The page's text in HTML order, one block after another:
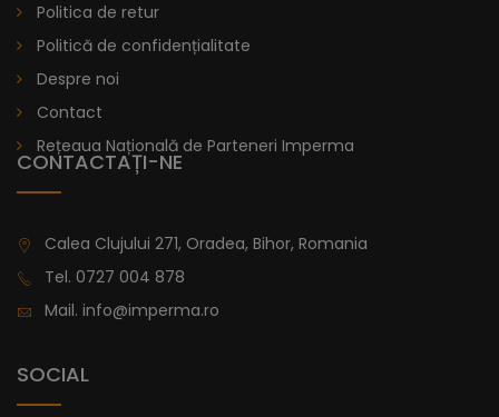
Politica de retur
Politică de confidențialitate
Despre noi
Contact
Rețeaua Națională de Parteneri Imperma
CONTACTAȚI-NE
Calea Clujului 271, Oradea, Bihor, Romania
Tel. 0727 004 878
Mail. info@imperma.ro
SOCIAL